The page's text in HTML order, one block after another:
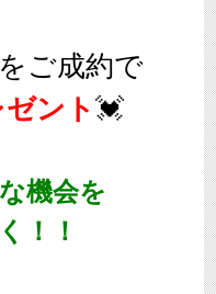
ご成約で
ント 💓
機会を
！！